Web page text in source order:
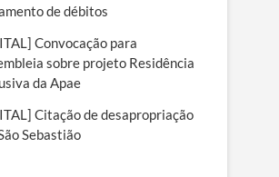
de débitos
Convocação para
sobre projeto Residência
da Apae
Citação de desapropriação
Sebastião